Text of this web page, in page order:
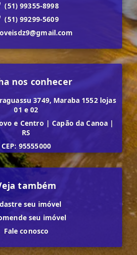
(51) 99355-8998
(51) 99299-5609
nos conhecer
3749, Maraba 1552 lojas
01 e 02
e Centro | Capão da Canoa |
RS
CEP: 95555000
também
seu imóvel
seu imóvel
Fale conosco